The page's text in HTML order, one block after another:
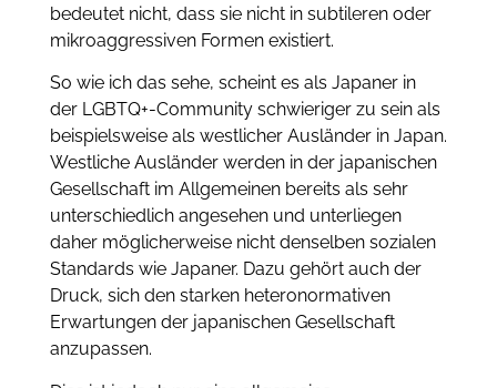
bedeutet nicht, dass sie nicht in subtileren oder
mikroaggressiven Formen existiert.
So wie ich das sehe, scheint es als Japaner in
der LGBTQ+-Community schwieriger zu sein als
beispielsweise als westlicher Ausländer in Japan.
Westliche Ausländer werden in der japanischen
Gesellschaft im Allgemeinen bereits als sehr
unterschiedlich angesehen und unterliegen
daher möglicherweise nicht denselben sozialen
Standards wie Japaner. Dazu gehört auch der
Druck, sich den starken heteronormativen
Erwartungen der japanischen Gesellschaft
anzupassen.